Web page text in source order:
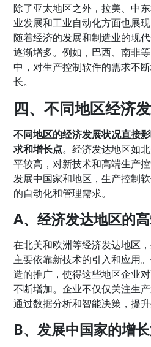
除了亚太地区之外，拉美、中
业发展和工业自动化方面也展
随着经济的发展和制造业的现
逐渐增多。例如，巴西、南非
中，对生产控制软件的需求不
长。
四、不同地区经济
不同地区的经济发展状况直接
求和增长点。经济发达地区如
平较高，对新技术和高端生产
发展中国家和地区，生产控制
的自动化和管理需求。
A、经济发达地区的
在北美和欧洲等经济发达地区
主要依靠新技术的引入和应用
造的推广，使得这些地区企业
不断增加。企业不仅仅关注生
通过数据分析和智能决策，提
B、发展中国家的增